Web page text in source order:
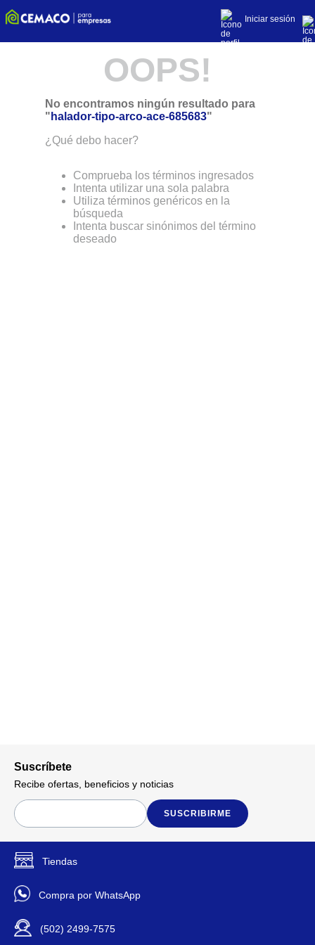
Iniciar sesión
OOPS!
No encontramos ningún resultado para
" halador-tipo-arco-ace-685683"
¿Qué debo hacer?
Comprueba los términos ingresados
Intenta utilizar una sola palabra
Utiliza términos genéricos en la
búsqueda
Intenta buscar sinónimos del término
deseado
Suscríbete
Recibe ofertas, beneficios y noticias
SUSCRIBIRME
Tiendas
Compra por WhatsApp
(502) 2499-7575